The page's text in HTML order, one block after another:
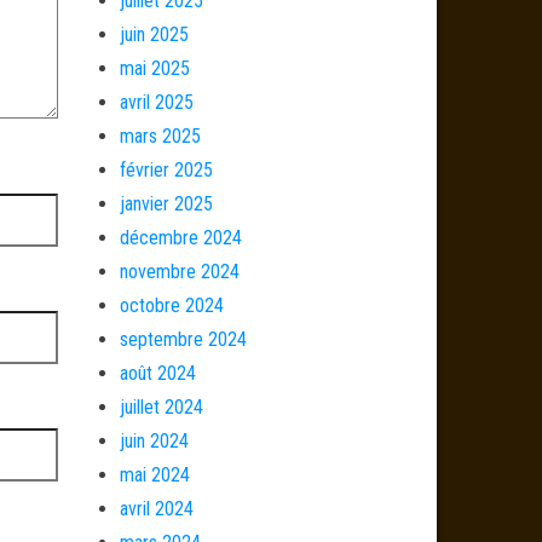
juin 2025
mai 2025
avril 2025
mars 2025
février 2025
janvier 2025
décembre 2024
novembre 2024
octobre 2024
septembre 2024
août 2024
juillet 2024
juin 2024
mai 2024
avril 2024